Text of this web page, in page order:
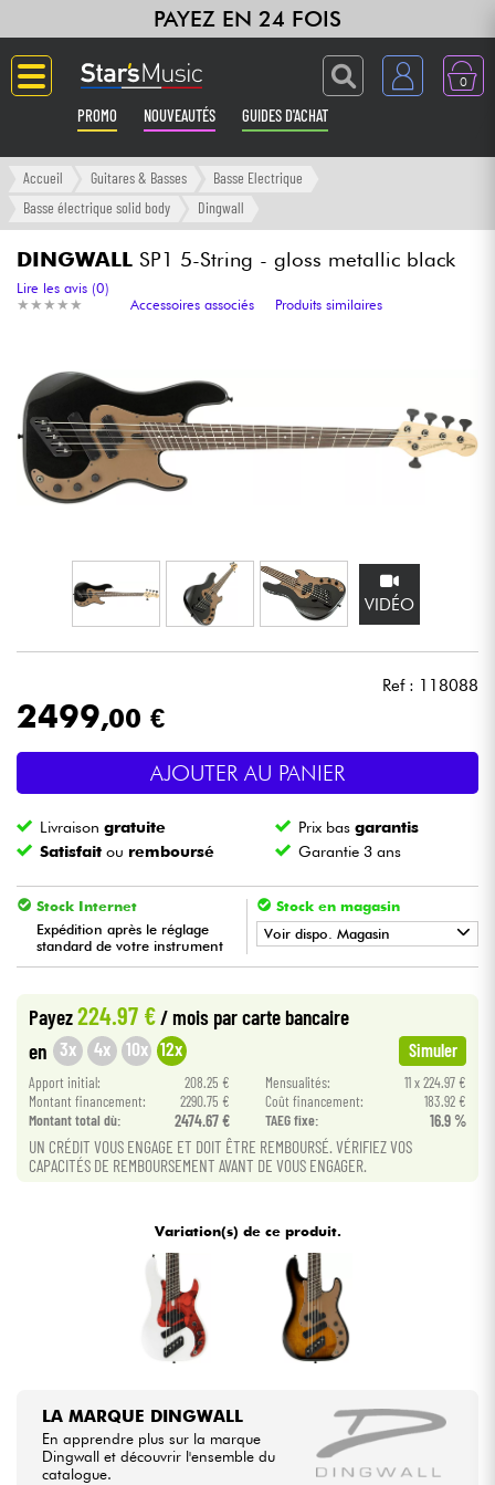
PAYEZ EN 24 FOIS
0
PROMO NOUVEAUTÉS GUIDES D'ACHAT
Langue
Amplis & Effets
Synthés & Sampleurs
Home Studio
Eclairage
Violons & Quatuor
Câbles & Access.
HiFi
Packs
Accueil Guitares & Basses
Basse Electrique
Basse électrique solid body
Dingwall
DINGWALL SP1 5-String - gloss metallic black
★ ★ ★ ★ ★
★ ★ ★ ★ ★
Lire les avis (0)
Accessoires associés
Produits similaires
VIDÉO
Ref : 118088
2499,00 €
AJOUTER AU PANIER
Livraisongratuite Prix basgarantis
Satisfait ou remboursé Garantie 3 ans
Stock Internet
Expédition après le réglage
standard de votre instrument
Stock en magasin
Voir dispo. Magasin
•
Payez224.97 €/ mois par carte bancaire
en 3x 4x 10x 12x Simuler
Apport initial: 208.25 € Mensualités:
11 x 224.97 €
Montant financement:
2290.75 € Coût financement:
183.92 €
Montant total dù:
2474.67 € TAEG fixe: 16.9 %
UN CRÉDIT VOUS ENGAGE ET DOIT ÊTRE REMBOURSÉ. VÉRIFIEZ VOS
CAPACITÉS DE REMBOURSEMENT AVANT DE VOUS ENGAGER.
Variation(s) de ce produit.
LA MARQUE DINGWALL
En apprendre plus sur la marque
Dingwall et découvrir l'ensemble du
catalogue.